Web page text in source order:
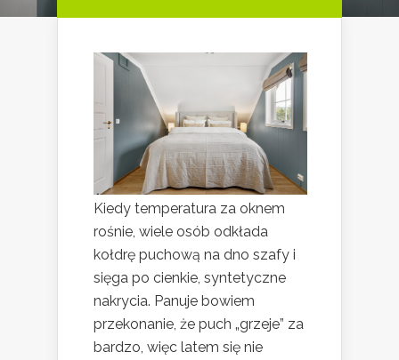
Kiedy temperatura za oknem
rośnie, wiele osób odkłada
kołdrę puchową na dno szafy i
sięga po cienkie, syntetyczne
nakrycia. Panuje bowiem
przekonanie, że puch „grzeje” za
bardzo, więc latem się nie